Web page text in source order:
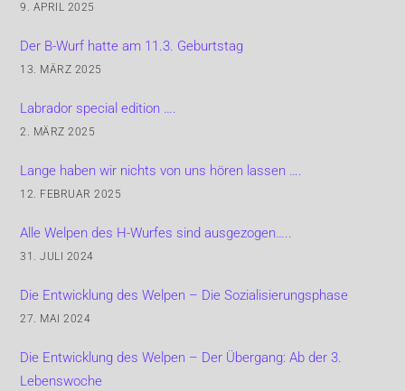
9. APRIL 2025
Der B-Wurf hatte am 11.3. Geburtstag
13. MÄRZ 2025
Labrador special edition ….
2. MÄRZ 2025
Lange haben wir nichts von uns hören lassen ….
12. FEBRUAR 2025
Alle Welpen des H-Wurfes sind ausgezogen…..
31. JULI 2024
Die Entwicklung des Welpen – Die Sozialisierungsphase
27. MAI 2024
Die Entwicklung des Welpen – Der Übergang: Ab der 3.
Lebenswoche